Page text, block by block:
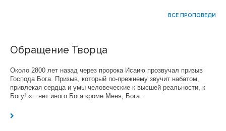
ВСЕ ПРОПОВЕДИ
Обращение Творца
Около 2800 лет назад через пророка Исаию прозвучал призыв
Господа Бога. Призыв, который по-прежнему звучит набатом,
привлекая сердца и умы человеческие к высшей реальности, к
Богу! «…нет иного Бога кроме Меня, Бога...